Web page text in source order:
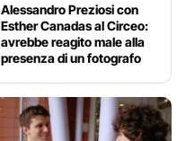
Alessandro Preziosi con
Esther Canadas al Circeo:
avrebbe reagito male alla
presenza di un fotografo